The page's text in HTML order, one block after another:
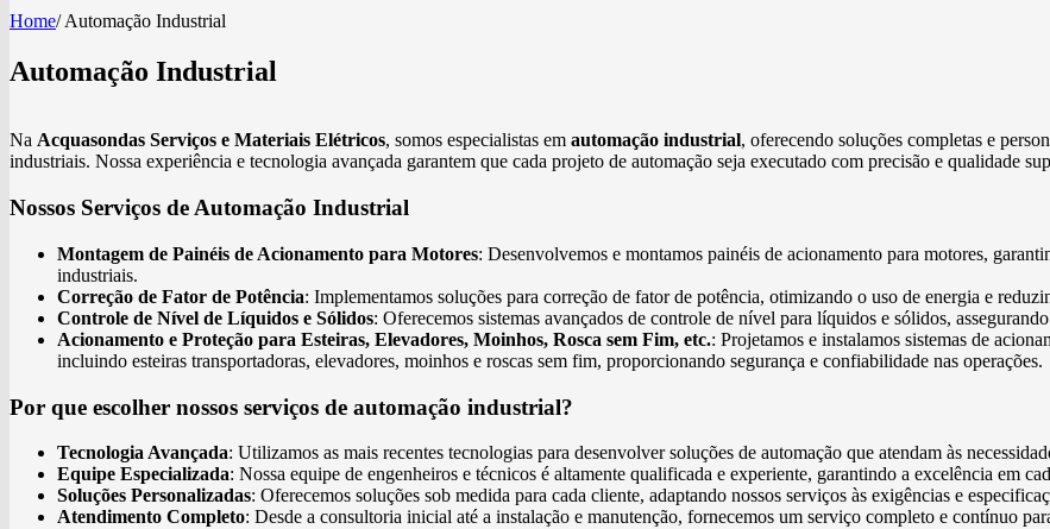
Home/Automação Industrial
Automação Industrial
Na Acquasondas Serviços e Materiais Elétricos, somos especialistas em automação industrial, oferecendo soluções completas e
industriais. Nossa experiência e tecnologia avançada garantem que cada projeto de automação seja executado com precisão e qualidade
Nossos Serviços de Automação Industrial
Montagem de Painéis de Acionamento para Motores: Desenvolvemos e montamos painéis de acionamento para motores,
industriais.
Correção de Fator de Potência: Implementamos soluções para correção de fator de potência, otimizando o uso de energia e
Controle de Nível de Líquidos e Sólidos: Oferecemos sistemas avançados de controle de nível para líquidos e sólidos,
Acionamento e Proteção para Esteiras, Elevadores, Moinhos, Rosca sem Fim, etc.: Projetamos e instalamos sistemas de
incluindo esteiras transportadoras, elevadores, moinhos e roscas sem fim, proporcionando segurança e confiabilidade nas operações.
Por que escolher nossos serviços de automação industrial?
Tecnologia Avançada: Utilizamos as mais recentes tecnologias para desenvolver soluções de automação que atendam às
Equipe Especializada: Nossa equipe de engenheiros e técnicos é altamente qualificada e experiente, garantindo a excelência em
Soluções Personalizadas: Oferecemos soluções sob medida para cada cliente, adaptando nossos serviços às exigências e
Atendimento Completo: Desde a consultoria inicial até a instalação e manutenção, fornecemos um serviço completo e contínuo